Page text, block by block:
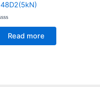
Read more